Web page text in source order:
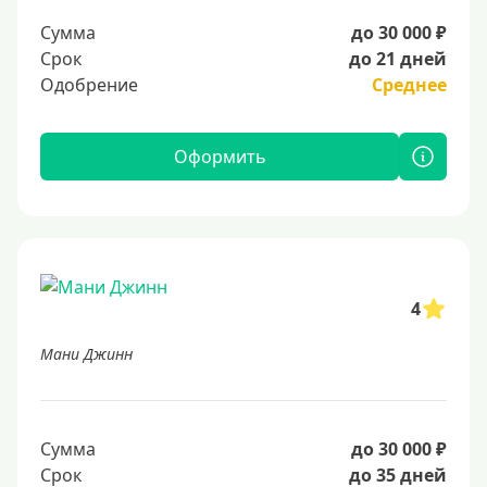
Сумма
до 30 000 ₽
Срок
до 21 дней
Одобрение
Среднее
Оформить
4
Мани Джинн
Сумма
до 30 000 ₽
Срок
до 35 дней